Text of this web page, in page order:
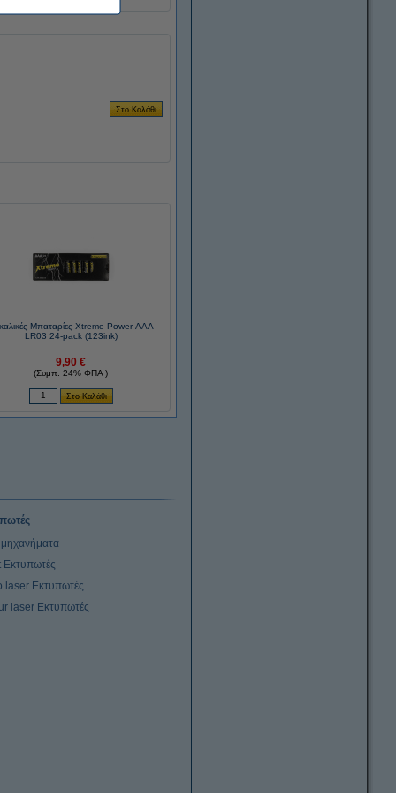
Μπαταρίες Xtreme Power AAA
LR03 24-pack (123ink)
9,90 €
(Συμπ. 24% ΦΠΑ )
Εκτυπωτές
laser Εκτυπωτές
laser Εκτυπωτές